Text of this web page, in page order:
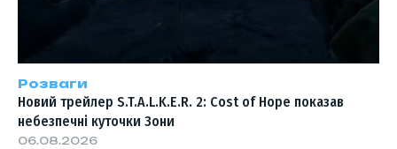
Розваги
Новий трейлер S.T.A.L.K.E.R. 2: Cost of Hope показав
небезпечні куточки Зони
06.08.2026